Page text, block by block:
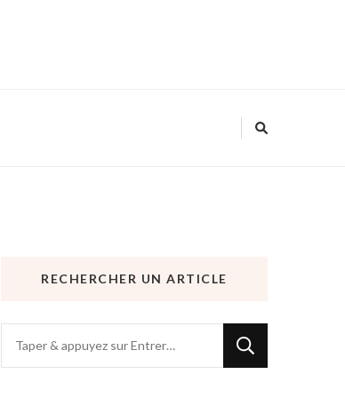
RECHERCHER UN ARTICLE
recherchiez